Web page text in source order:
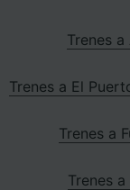
Trenes
Trenes a El
Trenes a
Trenes